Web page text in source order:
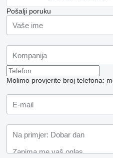
Pošalji poruku
Molimo provjerite broj telefona: